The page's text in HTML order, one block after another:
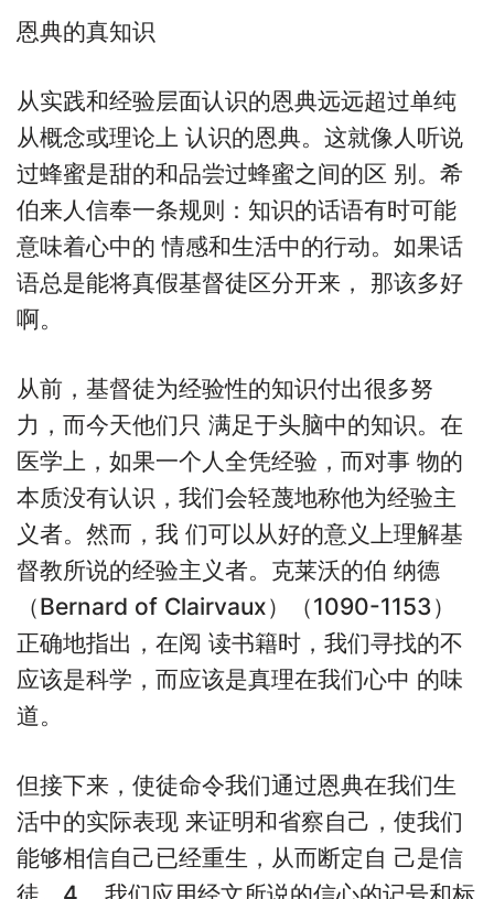
恩典的真知识
从实践和经验层面认识的恩典远远超过单纯
从概念或理论上 认识的恩典。这就像人听说
过蜂蜜是甜的和品尝过蜂蜜之间的区 别。希
伯来人信奉一条规则：知识的话语有时可能
意味着心中的 情感和生活中的行动。如果话
语总是能将真假基督徒区分开来， 那该多好
啊。
从前，基督徒为经验性的知识付出很多努
力，而今天他们只 满足于头脑中的知识。在
医学上，如果一个人全凭经验，而对事 物的
本质没有认识，我们会轻蔑地称他为经验主
义者。然而，我 们可以从好的意义上理解基
督教所说的经验主义者。克莱沃的伯 纳德
（Bernard of Clairvaux）（1090-1153）
正确地指出，在阅 读书籍时，我们寻找的不
应该是科学，而应该是真理在我们心中 的味
道。
但接下来，使徒命令我们通过恩典在我们生
活中的实际表现 来证明和省察自己，使我们
能够相信自己已经重生，从而断定自 己是信